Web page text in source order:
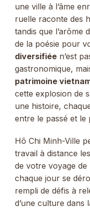
une ville à l’âme
ruelle raconte des
tandis que l’arôme
de la poésie pour
diversifiée n’est
gastronomique,
patrimoine
cette explosion de
une histoire,
entre le passé et le
Hô Chi Minh-Ville
travail à distance
de votre voyage de
chaque jour se
rempli de défis à
d’une culture dans